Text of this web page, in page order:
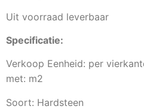
Uit voorraad leverbaar
Specificatie:
Verkoop Eenheid: per
met: m2
Soort: Hardsteen